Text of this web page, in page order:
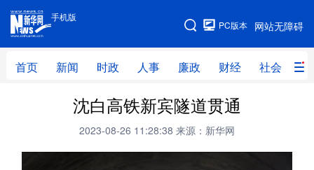
手机版
网站无障碍
PC版本
首页 新闻 时政 人事 廉政 财经 社会 科
手机版
网站地图
新闻 时政
财经 社会
沈白高铁新宾隧道贯通
2023-08-26 11:28:38 来源：新华网